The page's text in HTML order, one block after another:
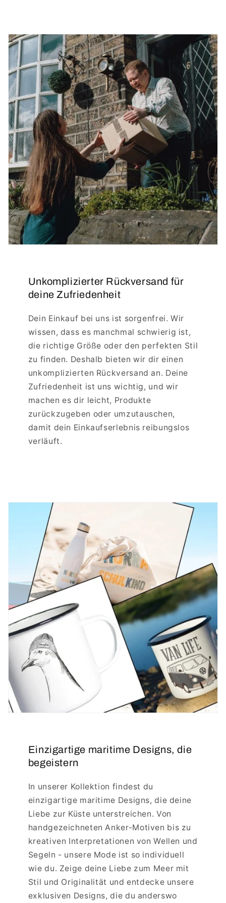
Unkomplizierter Rückversand für
deine Zufriedenheit
Dein Einkauf bei uns ist sorgenfrei. Wir
wissen, dass es manchmal schwierig ist,
die richtige Größe oder den perfekten Stil
zu finden. Deshalb bieten wir dir einen
unkomplizierten Rückversand an. Deine
Zufriedenheit ist uns wichtig, und wir
machen es dir leicht, Produkte
zurückzugeben oder umzutauschen,
damit dein Einkaufserlebnis reibungslos
verläuft.
Einzigartige maritime Designs, die
begeistern
In unserer Kollektion findest du
einzigartige maritime Designs, die deine
Liebe zur Küste unterstreichen. Von
handgezeichneten Anker-Motiven bis zu
kreativen Interpretationen von Wellen und
Segeln - unsere Mode ist so individuell
wie du. Zeige deine Liebe zum Meer mit
Stil und Originalität und entdecke unsere
exklusiven Designs, die du anderswo